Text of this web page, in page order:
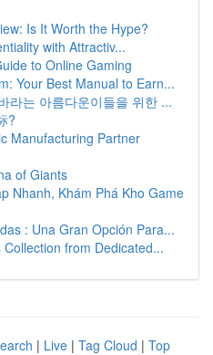
Is It Worth the Hype?
with Attractiv...
to Online Gaming
Your Best Manual to Earn...
라는 아름다운이들을 위한 ...
?
Manufacturing Partner
of Giants
Nhanh, Khám Phá Kho Game
: Una Gran Opción Para...
from Dedicated...
| Live | Tag Cloud | Top